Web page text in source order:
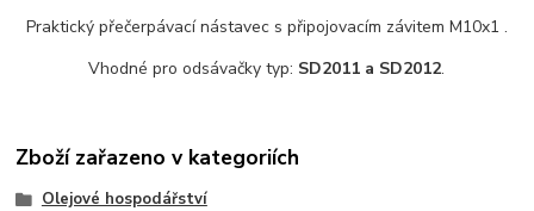
Praktický přečerpávací nástavec s připojovacím závitem M10x1 .
Vhodné pro odsávačky typ: SD2011 a SD2012.
Zboží zařazeno v kategoriích
Olejové hospodářství